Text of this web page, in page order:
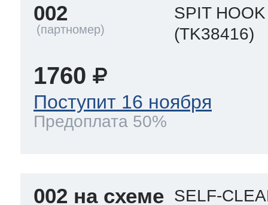
002
SPIT
(TK38416)
1760
Поступит 16 ноября
Предоплата 50%
002 на схеме SELF-